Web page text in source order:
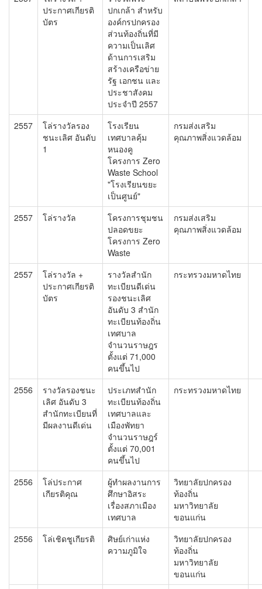
ประกาศเกียรติ
บัตร
ปกเกล้า สำหรับ
องค์กรปกครอง
ส่วนท้องถิ่นที่มี
ความเป็นเลิศ
ด้านการเสริม
สร้างเครือข่าย
รัฐ เอกชน และ
ประชาสังคม
ประจำปี 2557
2557
โล่รางวัลรอง
ชนะเลิศ อันดับ
1
โรงเรียน
เทศบาลคุ้ม
หนองคู
โครงการ Zero
Waste School
"โรงเรียนขยะ
เป็นศูนย์"
กรมส่งเสริม
คุณภาพสิ่งแวดล้อม
2557 โล่รางวัล
โครงการชุมชน
ปลอดขยะ
โครงการ Zero
Waste
กรมส่งเสริม
คุณภาพสิ่งแวดล้อม
2557
โล่รางวัล +
ประกาศเกียรติ
บัตร
รางวัลสำนัก
ทะเบียนดีเด่น
รองชนะเลิศ
อันดับ 3 สำนัก
ทะเบียนท้องถิ่น
เทศบาล
จำนวนราษฎร
ตั้งแต่ 71,000
คนขึ้นไป
กระทรวงมหาดไทย
2556
รางวัลรองชนะ
เลิศ อันดับ 3
สำนักทะเบียนที่
มีผลงานดีเด่น
ประเภทสำนัก
ทะเบียนท้องถิ่น
เทศบาลและ
เมืองพัทยา
จำนวนราษฎร์
ตั้งแต่ 70,001
คนขึ้นไป
กระทรวงมหาดไทย
2556
โล่ประกาศ
เกียรติคุณ
ผู้ทำผลงานการ
ศึกษาอิสระ
เรื่องสภาเมือง
เทศบาล
วิทยาลัยปกครอง
ท้องถิ่น
มหาวิทยาลัย
ขอนแก่น
2556
โล่เชิดชูเกียรติ
ศิษย์เก่าแห่ง
ความภูมิใจ
วิทยาลัยปกครอง
ท้องถิ่น
มหาวิทยาลัย
ขอนแก่น